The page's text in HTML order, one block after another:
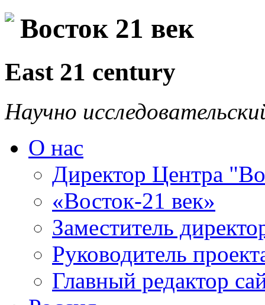
Восток 21 век
East 21 century
Научно
О нас
Директор Центра
«Восток-21 век»
Заместитель
Руководитель
Главный редактор